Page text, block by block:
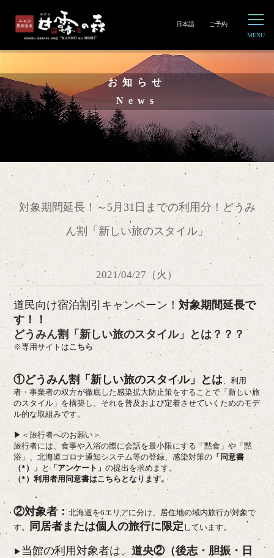
ご予約
日本語
お知らせ
News
対象期間延長！～5月31日までの利用分！どうみ
ん割「新しい旅のスタイル」
2021/04/27（火）
道民向け宿泊割引キャンペーン！対象期間延長で
す！！
どうみん割「新しい旅のスタイル」とは？？？
※専用サイトはこちら
①どうみん割「新しい旅のスタイル」とは 、利用
者・事業者の双方が徹底した感染拡大防止策をすることで「新しい旅
のスタイル」を構築し、 それを普及および定着させていくためのモデ
ル的な取組みです。
▶＜旅行者へのお願い＞
旅行者には、食事や入浴の際に会話を最小限にする「黙食」や「黙
浴」、北海道コロナ通知システム等の登録、感染対策の 「 同意書
（*）
」 と「 アンケート 」の提出を求めます。
（*）利用者用同意書はこちらとなります。
②対象者：北海道を6エリアに分け、居住地の域内旅行が対象で
す。
同居者または個人の旅行に限定 しています。
▶ 当館の利用対象者は、道央②（後志・胆振・日